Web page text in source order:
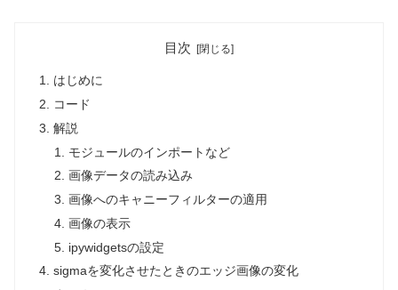
目次
はじめに
コード
解説
モジュールのインポートなど
画像データの読み込み
画像へのキャニーフィルターの適用
画像の表示
ipywidgetsの設定
sigmaを変化させたときのエッジ画像の変化